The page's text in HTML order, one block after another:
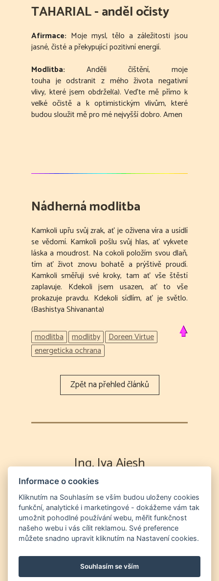
TAHARIAL - anděl očisty
Afirmace: Moje mysl, tělo a záležitosti jsou
jasné, čisté a překypující pozitivní energií.
Modlitba: Anděli čištění, moje
touha je odstranit z mého života negativní
vlivy, které jsem obdržel(a). Veďte mě přímo k
velké očistě a k optimistickým vlivům, které
budou sloužit mě pro mé nejvyšší dobro. Amen
Nádherná modlitba
Kamkoli upřu svůj zrak, ať je oživena víra a usídlí
se vědomí. Kamkoli pošlu svůj hlas, ať vykvete
láska a moudrost. Na cokoli položím svou dlaň,
tím ať život znovu bohatě a prýštivě proudí.
Kamkoli směřuji své kroky, tam ať vše štěstí
zaplavuje. Kdekoli jsem usazen, ať to vše
prokazuje pravdu. Kdekoli sídlím, ať je světlo.
(Bashistya Shivananta)
modlitba modlitby
Doreen Virtue
energeticka ochrana
Ing. Iva Aiesh
Výklad karet
Energetická očista duše a prostor Odvod
duší na "druhý břeh" a očista prostor od entit
Nutriční a zdravotní poradna Světelný
jazyk a chanelling
+420 604 552 856
info@vestirnaonline.cz
Informace o cookies
Kliknutím na Souhlasím se vším budou uloženy cookies
funkční, analytické i marketingové - dokážeme vám tak
umožnit pohodlné používání webu, měřit funkčnost
našeho webu i vás cílit reklamou. Své preference
můžete snadno upravit kliknutím na Nastavení cookies.
Souhlasím se vším